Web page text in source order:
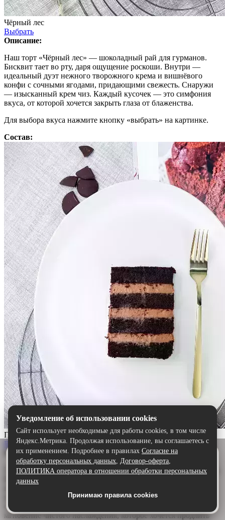
Чёрный лес
Выбрать
Описание:
Наш торт «Чёрный лес» — шоколадный рай для гурманов.
Бисквит тает во рту, даря ощущение роскоши. Внутри —
идеальный дуэт нежного творожного крема и вишнёвого
конфи с сочными ягодами, придающими свежесть. Снаружи
— изысканный крем чиз. Каждый кусочек — это симфония
вкуса, от которой хочется закрыть глаза от блаженства.
Для выбора вкуса нажмите кнопку «выбрать» на картинке.
Состав:
Прага
Выбрать
Описание:
Торт «Прага» — шоколадный шедевр для истинных гурманов.
Воздушный бисквит, щедро пропитанный ароматным
нежный сливочно-шоколадный крем обволакивает язык,
создавая идеальную гармонию. Каждый кусочек — это
мгновение чистого наслаждения, которое хочется продлить
Удобнее в приложении
Скачайте приложение — быстрее и комфортнее,
чем через сайт.
Скачать в Google Play
Уведомление об использовании cookies
Сайт использует необходимые для работы cookies, в том числе
Яндекс.Метрика. Продолжая использование, вы соглашаетесь с
их применением. Подробнее в правилах Согласие на
обработку персональных данных, Договор-оферта,
ПОЛИТИКА оператора в отношении обработки персональных
данных
Принимаю правила cookies